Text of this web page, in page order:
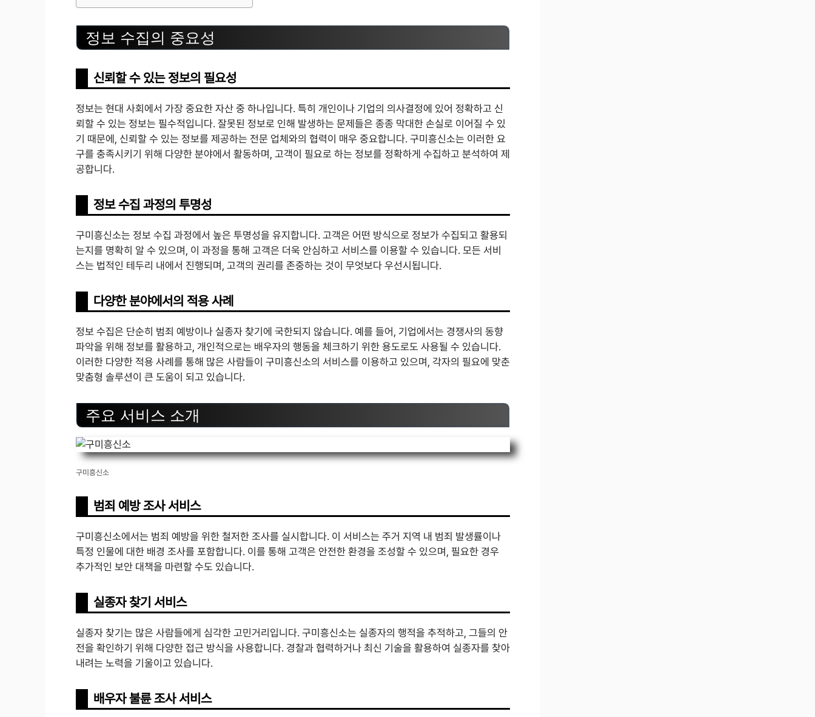
정보 수집의 중요성
신뢰할 수 있는 정보의 필요성
정보는 현대 사회에서 가장 중요한 자산 중 하나입니다. 특히 개인이나 기업의 의사결정에 있어 정확하고 신
뢰할 수 있는 정보는 필수적입니다. 잘못된 정보로 인해 발생하는 문제들은 종종 막대한 손실로 이어질 수 있
기 때문에, 신뢰할 수 있는 정보를 제공하는 전문 업체와의 협력이 매우 중요합니다. 구미흥신소는 이러한 요
구를 충족시키기 위해 다양한 분야에서 활동하며, 고객이 필요로 하는 정보를 정확하게 수집하고 분석하여 제
공합니다.
정보 수집 과정의 투명성
구미흥신소는 정보 수집 과정에서 높은 투명성을 유지합니다. 고객은 어떤 방식으로 정보가 수집되고 활용되
는지를 명확히 알 수 있으며, 이 과정을 통해 고객은 더욱 안심하고 서비스를 이용할 수 있습니다. 모든 서비
스는 법적인 테두리 내에서 진행되며, 고객의 권리를 존중하는 것이 무엇보다 우선시됩니다.
다양한 분야에서의 적용 사례
정보 수집은 단순히 범죄 예방이나 실종자 찾기에 국한되지 않습니다. 예를 들어, 기업에서는 경쟁사의 동향
파악을 위해 정보를 활용하고, 개인적으로는 배우자의 행동을 체크하기 위한 용도로도 사용될 수 있습니다.
이러한 다양한 적용 사례를 통해 많은 사람들이 구미흥신소의 서비스를 이용하고 있으며, 각자의 필요에 맞춘
맞춤형 솔루션이 큰 도움이 되고 있습니다.
주요 서비스 소개
구미흥신소
범죄 예방 조사 서비스
구미흥신소에서는 범죄 예방을 위한 철저한 조사를 실시합니다. 이 서비스는 주거 지역 내 범죄 발생률이나
특정 인물에 대한 배경 조사를 포함합니다. 이를 통해 고객은 안전한 환경을 조성할 수 있으며, 필요한 경우
추가적인 보안 대책을 마련할 수도 있습니다.
실종자 찾기 서비스
실종자 찾기는 많은 사람들에게 심각한 고민거리입니다. 구미흥신소는 실종자의 행적을 추적하고, 그들의 안
전을 확인하기 위해 다양한 접근 방식을 사용합니다. 경찰과 협력하거나 최신 기술을 활용하여 실종자를 찾아
내려는 노력을 기울이고 있습니다.
배우자 불륜 조사 서비스